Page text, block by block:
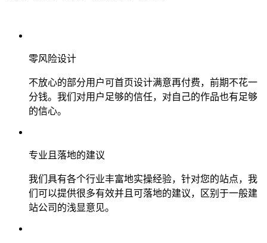
零风险设计
不放心的部分用户可首页设计满意再付费，前期不花一
分钱。我们对用户足够的信任，对自己的作品也有足够
的信心。
专业且落地的建议
我们具有各个行业丰富地实操经验，针对您的站点，我
们可以提供很多有效并且可落地的建议，区别于一般建
站公司的浅显意见。